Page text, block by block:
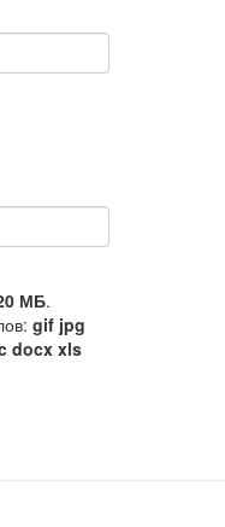
МБ.
gif jpg
docx xls